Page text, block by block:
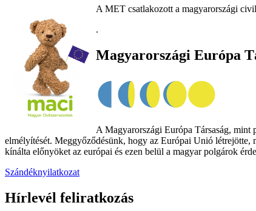
A MET csatlakozott a magyarországi
.
Magyarországi Európa
A Magyarországi Európa Társaság, mint
elmélyítését. Meggyőződésünk, hogy az Európai Unió létrejötte,
kínálta előnyöket az európai és ezen belül a magyar polgárok
Szándéknyilatkozat
Hírlevél feliratkozás